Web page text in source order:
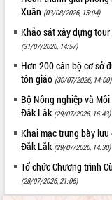
hiện Đề án 06 của Chính phủ
Họp báo thông tin về Hội
Quy hoạch và Xúc tiến
Lắk
Khơi thông điểm nghẽn,
giải ngân vốn khắc phục
HĐND tỉnh thông qua điều
hoạch tỉnh thời kỳ 2021-2030
Hội thảo góp ý hồ sơ điều
hoạch tỉnh Đắk Lắk thời kỳ
tầm nhìn đến năm 2050
Nâng cao hiệu quả hoạt
doanh nghiệp nhà nước
Xuân (03/08/2026, 15:04)
Khảo sát xây dựng
(31/07/2026, 14:57)
Hơn 200 cán bộ cơ sở
tôn giáo (30/07/2026, 14:00)
Bộ Nông nghiệp và
Đắk Lắk (29/07/2026, 16:43)
Khai mạc trưng bày
Đắk Lắk (29/07/2026, 14:30)
Tổ chức Chương trình
(28/07/2026, 21:06)